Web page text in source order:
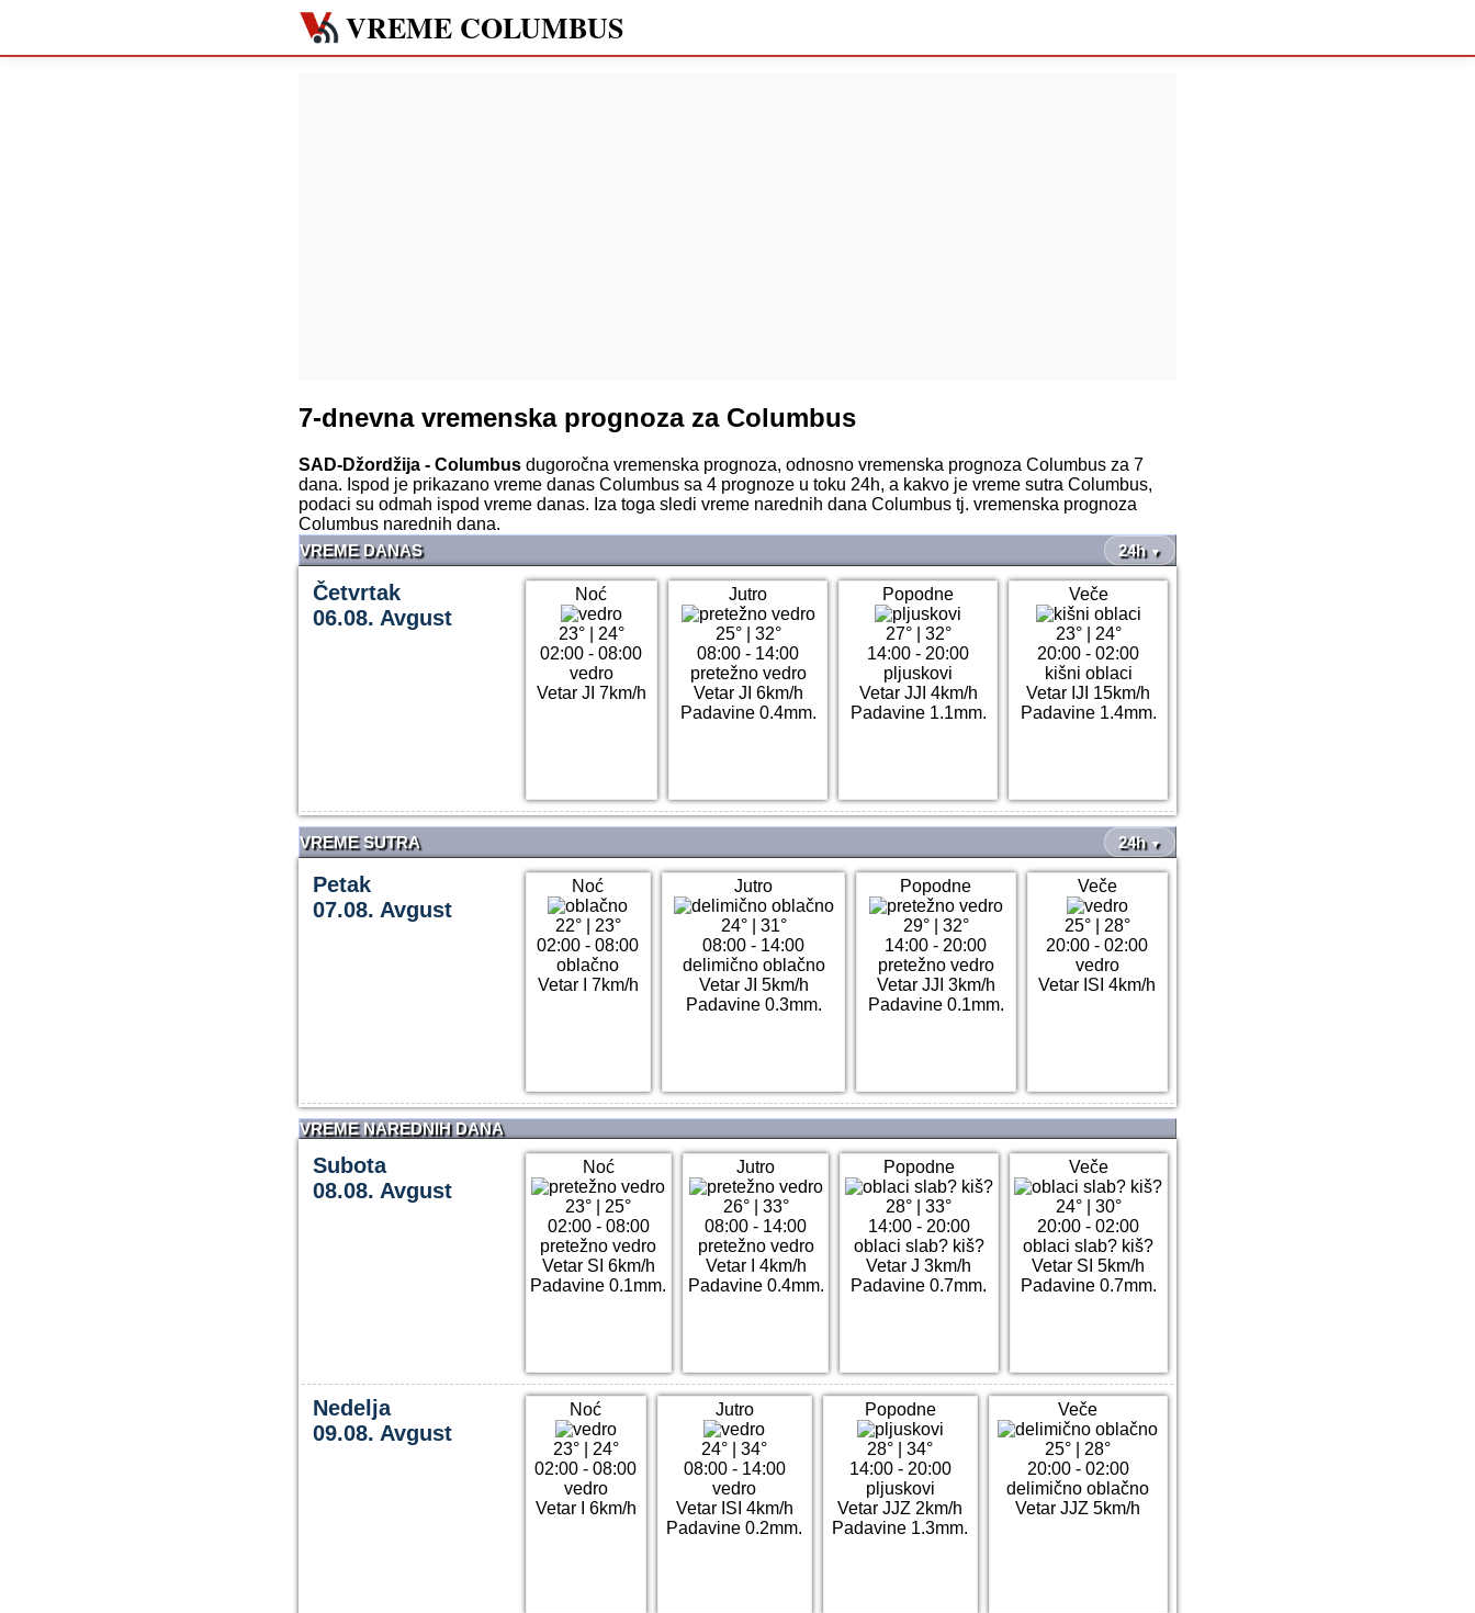
VREME COLUMBUS
7-dnevna vremenska prognoza za Columbus
SAD-Džordžija - Columbus dugoročna vremenska prognoza, odnosno vremenska prognoza Columbus za 7
dana. Ispod je prikazano vreme danas Columbus sa 4 prognoze u toku 24h, a kakvo je vreme sutra Columbus,
podaci su odmah ispod vreme danas. Iza toga sledi vreme narednih dana Columbus tj. vremenska prognoza
Columbus narednih dana.
VREME DANAS
24h ▼
Četvrtak
06.08. Avgust
Noć
23°| 24°
02:00 - 08:00
vedro
Vetar JI 7km/h
Jutro
25°| 32°
08:00 - 14:00
pretežno vedro
Vetar JI 6km/h
Padavine 0.4mm.
Popodne
27°| 32°
14:00 - 20:00
pljuskovi
Vetar JJI 4km/h
Padavine 1.1mm.
Veče
23°| 24°
20:00 - 02:00
kišni oblaci
Vetar IJI 15km/h
Padavine 1.4mm.
VREME SUTRA 24h ▼
Petak
07.08. Avgust
Noć
22°| 23°
02:00 - 08:00
oblačno
Vetar I 7km/h
Jutro
24°| 31°
08:00 - 14:00
delimično oblačno
Vetar JI 5km/h
Padavine 0.3mm.
Popodne
29°| 32°
14:00 - 20:00
pretežno vedro
Vetar JJI 3km/h
Padavine 0.1mm.
Veče
25°| 28°
20:00 - 02:00
vedro
Vetar ISI 4km/h
VREME NAREDNIH DANA
Subota
08.08. Avgust
Noć
23°
25°
02:00 - 08:00
pretežno vedro
Vetar SI 6km/h
Padavine 0.1mm.
Jutro
26°| 33°
08:00 - 14:00
pretežno vedro
Vetar I 4km/h
Padavine 0.4mm.
Popodne
28° |33°
14:00 - 20:00
oblaci slab? kiš?
Vetar J 3km/h
Padavine 0.7mm.
Veče
24°| 30°
20:00 - 02:00
oblaci slab? kiš?
Vetar SI 5km/h
Padavine 0.7mm.
Nedelja
09.08. Avgust
Noć
23°| 24°
02:00 - 08:00
vedro
Vetar I 6km/h
Jutro
24° |34°
08:00 - 14:00
vedro
Vetar ISI 4km/h
Padavine 0.2mm.
Popodne
28° |34°
14:00 - 20:00
pljuskovi
Vetar JJZ 2km/h
Padavine 1.3mm.
Veče
25°
28°
20:00 - 02:00
delimično oblačno
Vetar JJZ 5km/h